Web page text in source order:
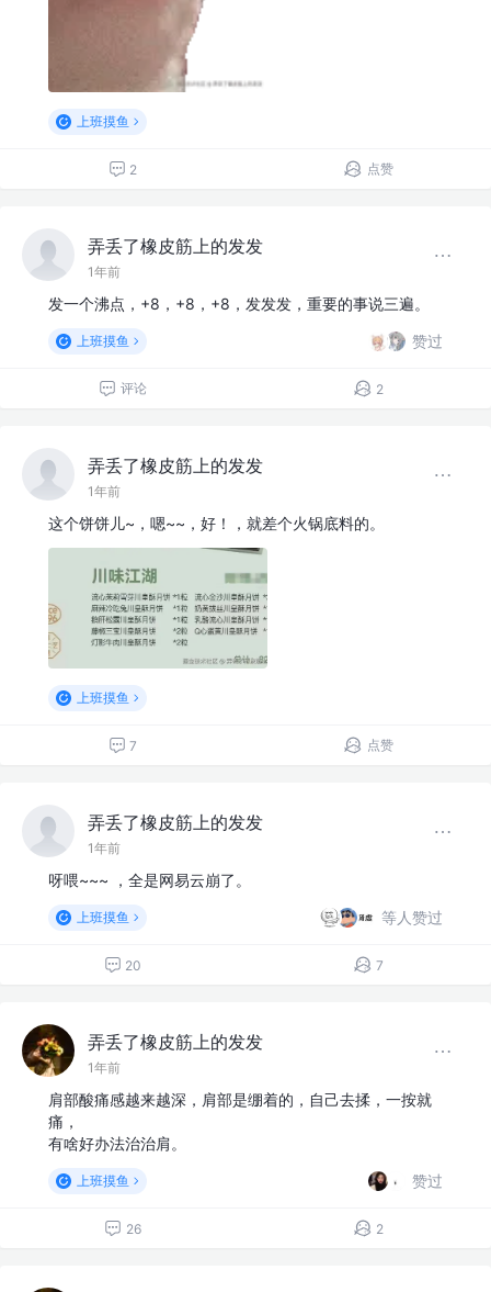
上班摸鱼
2 点赞
弄丢了橡皮筋上的发发
1年前
发一个沸点，+8，+8，+8，发发发，重要的事说三遍。
上班摸鱼 赞过
评论 2
弄丢了橡皮筋上的发发
1年前
这个饼饼儿~，嗯~~，好！，就差个火锅底料的。
上班摸鱼
7 点赞
弄丢了橡皮筋上的发发
1年前
呀喂~~~ ，全是网易云崩了。
上班摸鱼 等人赞过
20 7
弄丢了橡皮筋上的发发
1年前
肩部酸痛感越来越深，肩部是绷着的，自己去揉，一按就
痛，
有啥好办法治治肩。
上班摸鱼 赞过
26 2